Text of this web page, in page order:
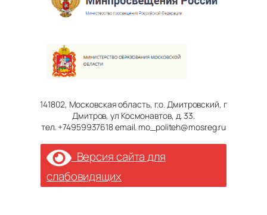
141802, Московская область, г.о. Дмитровский, г
Дмитров, ул Космонавтов, д. 33.
тел. +74959937618 email. mo_politeh@mosreg.ru
Версия сайта для
слабовидящих